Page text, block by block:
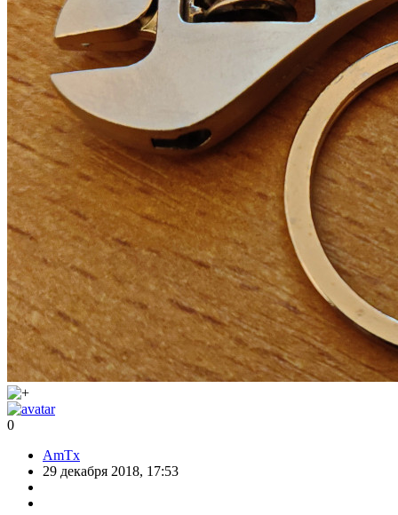
0
AmTx
29 декабря 2018, 17:53